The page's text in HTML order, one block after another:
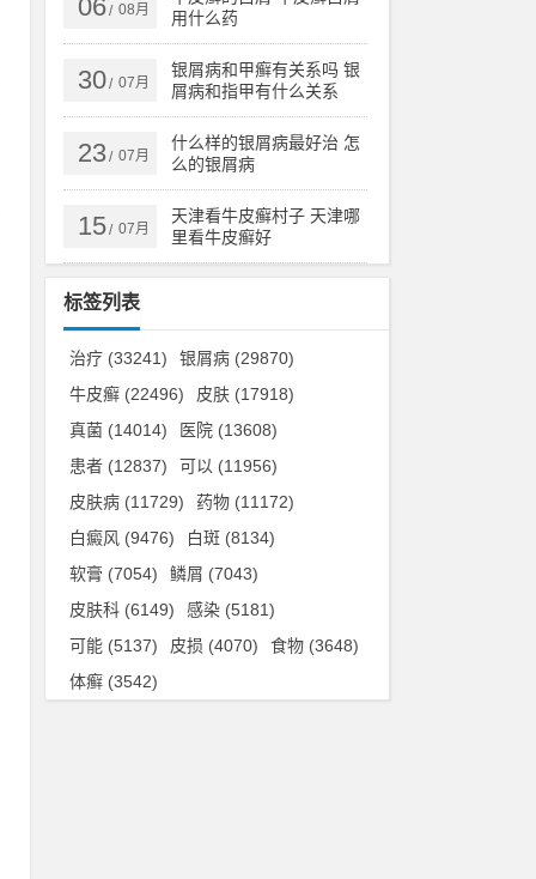
06/ 08月
用什么药
30/ 07月
银屑病和甲癣有关系吗 银
屑病和指甲有什么关系
23/ 07月
什么样的银屑病最好治 怎
么的银屑病
15/ 07月
天津看牛皮癣村子 天津哪
里看牛皮癣好
标签列表
治疗 (33241) 银屑病 (29870)
牛皮癣 (22496) 皮肤 (17918)
真菌 (14014) 医院 (13608)
患者 (12837) 可以 (11956)
皮肤病 (11729) 药物 (11172)
白癜风 (9476) 白斑 (8134)
软膏 (7054) 鳞屑 (7043)
皮肤科 (6149) 感染 (5181)
可能 (5137) 皮损 (4070) 食物 (3648)
体癣 (3542)